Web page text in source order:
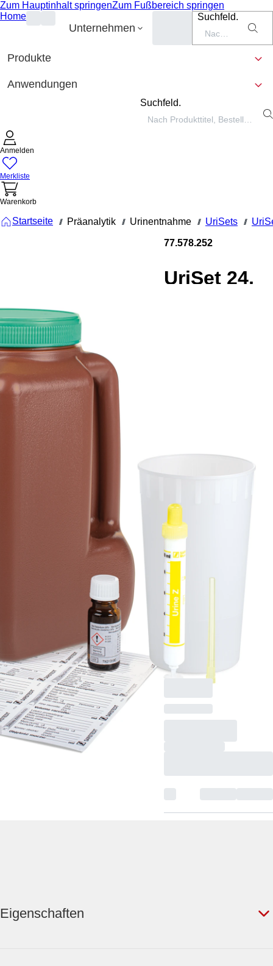
Zum Hauptinhalt springenZum Fußbereich springen
Home
Unternehmen
Suchfeld.
Produkte
Anwendungen
Suchfeld.
Anmelden
Merkliste
Warenkorb
Startseite /// Präanalytik /// Urinentnahme /// UriSets ///
77.578.252
UriSet 24,
graduiert
UriSet 24, Komplett-
24-Stunden-
Urinsammlung, max.
Arbeitsvolumen: 3 l, Ø
Öffnung: 83,5 mm, mit
Stabilisator, braun, mit
Lichtschutz, graduiert,
Material: PE,
Verschluss: grün, mit
Urin-Monovette®
Stück/Karton
Eigenschaften